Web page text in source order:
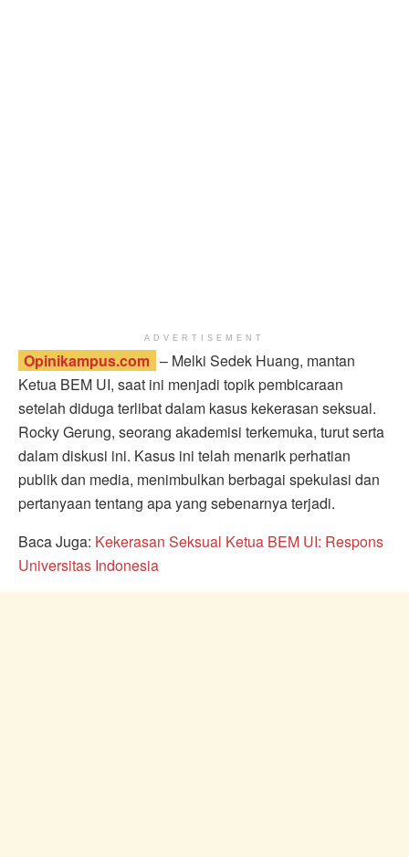
ADVERTISEMENT
Opinikampus.com – Melki Sedek Huang, mantan
Ketua BEM UI, saat ini menjadi topik pembicaraan
setelah diduga terlibat dalam kasus kekerasan seksual.
Rocky Gerung, seorang akademisi terkemuka, turut serta
dalam diskusi ini. Kasus ini telah menarik perhatian
publik dan media, menimbulkan berbagai spekulasi dan
pertanyaan tentang apa yang sebenarnya terjadi.
Baca Juga: Kekerasan Seksual Ketua BEM UI: Respons
Universitas Indonesia